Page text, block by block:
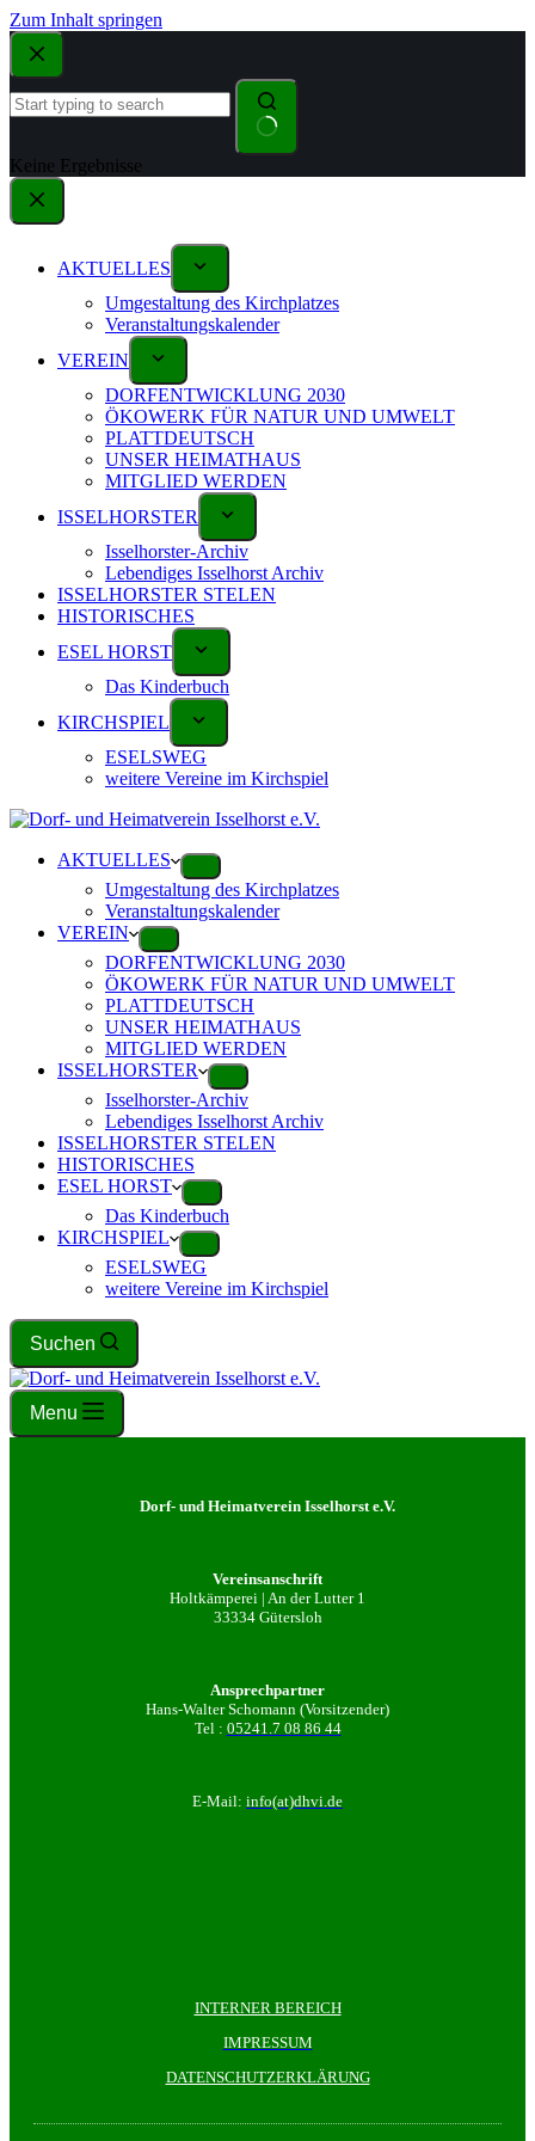
Zum Inhalt springen
Keine Ergebnisse
AKTUELLES
Umgestaltung des Kirchplatzes
Veranstaltungskalender
VEREIN
DORFENTWICKLUNG 2030
ÖKOWERK FÜR NATUR UND UMWELT
PLATTDEUTSCH
UNSER HEIMATHAUS
MITGLIED WERDEN
ISSELHORSTER
Isselhorster-Archiv
Lebendiges Isselhorst Archiv
ISSELHORSTER STELEN
HISTORISCHES
ESEL HORST
Das Kinderbuch
KIRCHSPIEL
ESELSWEG
weitere Vereine im Kirchspiel
AKTUELLES
Umgestaltung des Kirchplatzes
Veranstaltungskalender
VEREIN
DORFENTWICKLUNG 2030
ÖKOWERK FÜR NATUR UND UMWELT
PLATTDEUTSCH
UNSER HEIMATHAUS
MITGLIED WERDEN
ISSELHORSTER
Isselhorster-Archiv
Lebendiges Isselhorst Archiv
ISSELHORSTER STELEN
HISTORISCHES
ESEL HORST
Das Kinderbuch
KIRCHSPIEL
ESELSWEG
weitere Vereine im Kirchspiel
Suchen
Menu
Dorf- und Heimatverein Isselhorst e.V.
Vereinsanschrift
Holtkämperei | An der Lutter 1
33334 Gütersloh
Ansprechpartner
Hans-Walter Schomann (Vorsitzender)
Tel : 05241.7 08 86 44
E-Mail: info(at)dhvi.de
INTERNER BEREICH
IMPRESSUM
DATENSCHUTZERKLÄRUNG